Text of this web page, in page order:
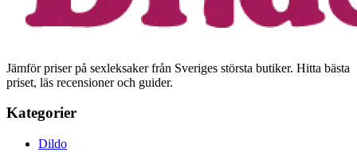
Jämför priser på sexleksaker från Sveriges största butiker. Hitta bästa
priset, läs recensioner och guider.
Kategorier
Dildo